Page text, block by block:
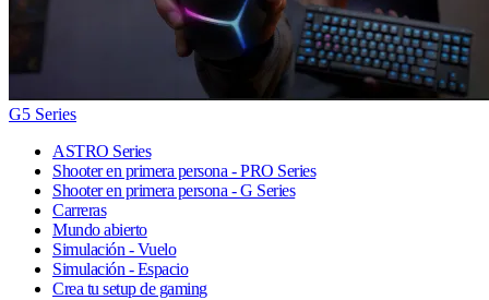
G5 Series
ASTRO Series
Shooter en primera persona - PRO Series
Shooter en primera persona - G Series
Carreras
Mundo abierto
Simulación - Vuelo
Simulación - Espacio
Crea tu setup de gaming